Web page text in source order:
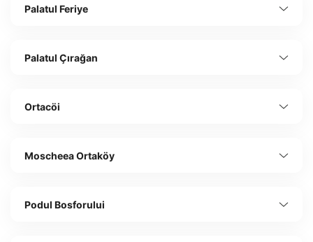
Palatul Feriye
Palatul Çırağan
Ortacöi
Moscheea Ortaköy
Podul Bosforului